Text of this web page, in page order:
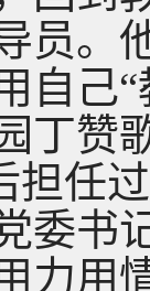
员。
自己
丁赞
担任
委书
力用